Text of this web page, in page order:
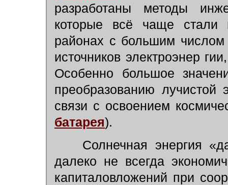
разработаны методы
которые всё чаще стали
районах с большим числом
источников электроэнер
Особенно большое
преобразованию лучистой
связи с освоением
батарея).
Солнечная энергия
далеко не всегда
капиталовложений при